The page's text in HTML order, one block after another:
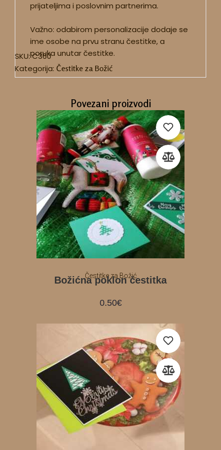
prijateljima i poslovnim partnerima.
Važno: odabirom personalizacije dodaje se
ime osobe na prvu stranu čestitke, a
poruka unutar čestitke.
SKU:C360
Kategorija: Čestitke za Božić
Povezani proizvodi
Čestitke za Božić
Božićna poklon čestitka
0.50€